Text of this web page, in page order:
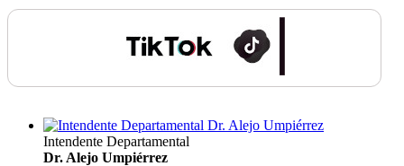
Intendente Departamental
Dr. Alejo Umpiérrez